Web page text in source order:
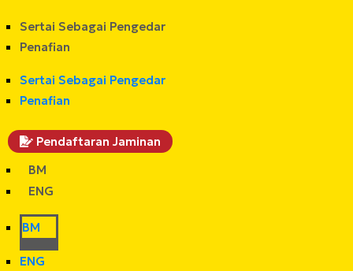
Sertai Sebagai Pengedar
Penafian
Sertai Sebagai Pengedar
Penafian
Pendaftaran Jaminan
BM
ENG
BM
ENG